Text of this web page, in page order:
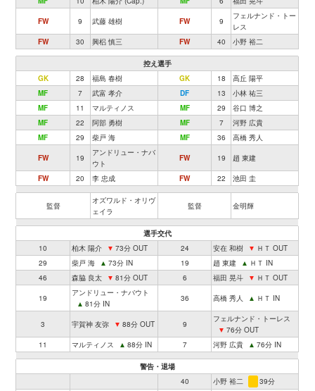
FW 9 武藤 雄樹 FW 9
フェルナンド・トー
レス
FW
30 興梠 慎三 FW 40 小野 裕二
控え選手
GK
28 福島 春樹 GK 18
高丘 陽平
MF
7 武富 孝介 DF 13
小林 祐三
MF
11 マルティノス MF 29
谷口 博之
MF
22 阿部 勇樹 MF 7
河野 広貴
MF
29 柴戸 海 MF 36 高橋 秀人
FW 19
アンドリュー・ナバ
ウト
FW 19 趙 東建
FW 20 李 忠成 FW 22 池田 圭
監督
オズワルド・オリヴ
ェイラ
監督 金明輝
選手交代
10
柏木 陽介 ▼ 73分 OUT 24 安在 和樹 ▼ ＨＴ OUT
29
柴戸 海 ▲ 73分 IN 19 趙 東建 ▲ ＨＴ IN
46
森脇 良太 ▼ 81分 OUT 6 福田 晃斗 ▼ ＨＴ OUT
19
アンドリュー・ナバウト
▲ 81分 IN
36 高橋 秀人 ▲ ＨＴ IN
3 宇賀神 友弥 ▼ 88分 OUT 9
フェルナンド・トーレス
▼ 76分 OUT
11
マルティノス ▲ 88分 IN 7 河野 広貴 ▲ 76分 IN
警告・退場
40
小野 裕二 39分